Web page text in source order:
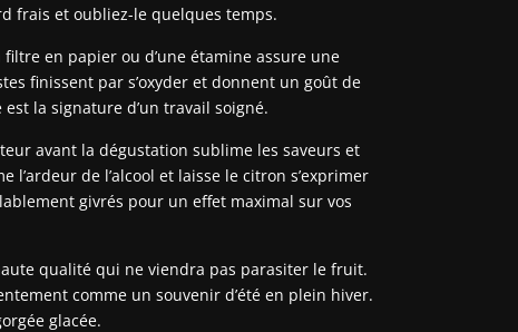
frais et oubliez-le quelques temps.
filtre en papier ou d’une étamine assure une
finissent par s’oxyder et donnent un goût de
la signature d’un travail soigné.
avant la dégustation sublime les saveurs et
de l’alcool et laisse le citron s’exprimer
givrés pour un effet maximal sur vos
qualité qui ne viendra pas parasiter le fruit.
comme un souvenir d’été en plein hiver.
glacée.